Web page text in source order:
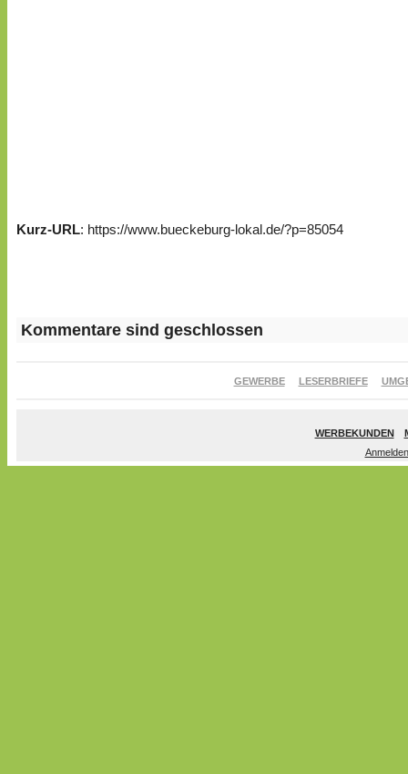
Kurz-URL: https://www.bueckeburg-lokal.de/?p=85054
Kommentare sind geschlossen
GEWERBE LESERBRIEFE
WERBEKUNDEN
Anmelden